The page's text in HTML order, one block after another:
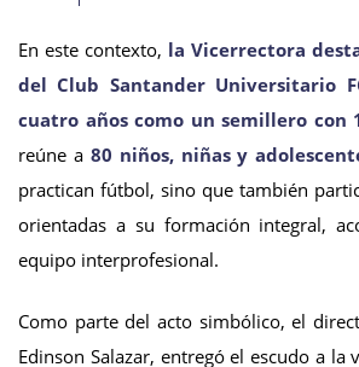
En este contexto, la Vicerrectora
del Club Santander Universitario
cuatro años como un semillero con
reúne a 80 niños, niñas y
practican fútbol, sino que también
orientadas a su formación integral,
equipo interprofesional.
Como parte del acto simbólico, el
Edinson Salazar, entregó el escudo a la